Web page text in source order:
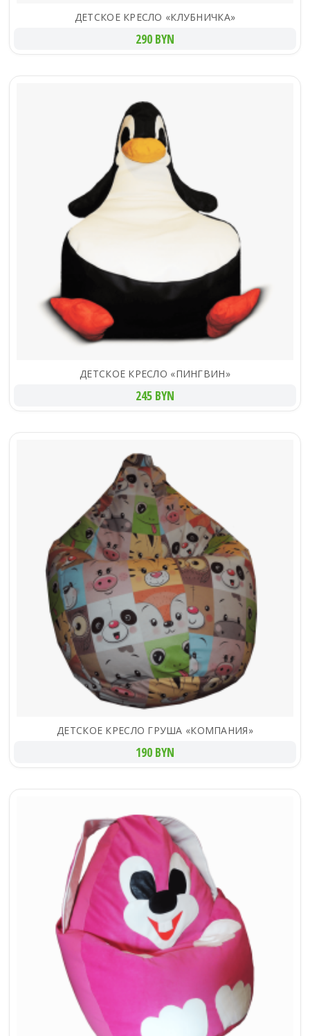
ДЕТСКОЕ КРЕСЛО «КЛУБНИЧКА»
290 BYN
ДЕТСКОЕ КРЕСЛО «ПИНГВИН»
245 BYN
ДЕТСКОЕ КРЕСЛО ГРУША «КОМПАНИЯ»
190 BYN